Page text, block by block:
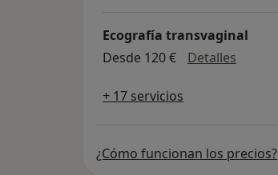
Ecografía transvaginal
Desde 120 €
Detalles
+ 17 servicios
¿Cómo funcionan los precios?